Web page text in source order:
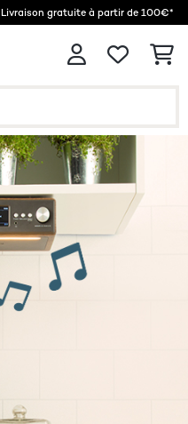
Livraison gratuite à partir de 100€*